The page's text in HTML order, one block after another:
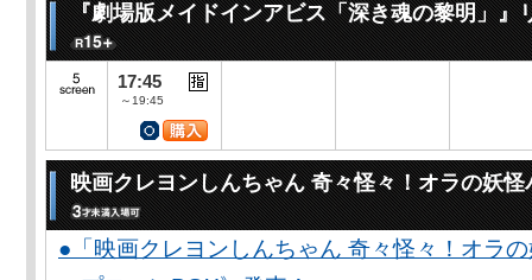
『劇場版メイドインアビス「深き魂の黎明」』
17:45
～19:45
映画クレヨンしんちゃん 奇々怪々！オラの妖怪
●「映画クレヨンしんちゃん 奇々怪々！オラ